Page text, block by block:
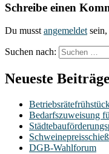
Schreibe einen
Du musst angemeldet
Suchen nach:
Neueste Beiträge
Bedarfszuweisung
DGB-Wahlforum